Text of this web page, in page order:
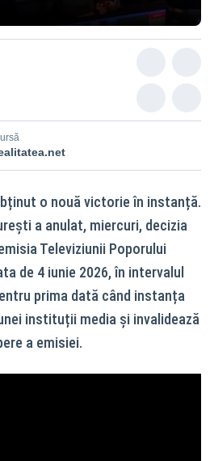
o nouă victorie în instanță.
a anulat, miercuri, decizia
Televiziunii Poporului
de 4 iunie 2026, în intervalul
prima dată când instanța
instituții media și invalidează
a emisiei.